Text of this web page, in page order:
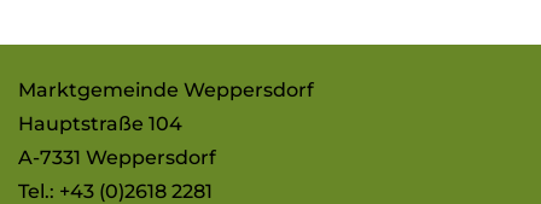
Marktgemeinde Weppersdorf
Hauptstraße 104
A-7331 Weppersdorf
Tel.: +43 (0)2618 2281